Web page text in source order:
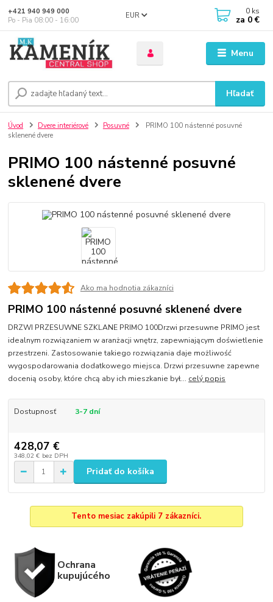
Menu
EUR
Hľadať
+421 940 949 000
Po - Pia 08:00 - 16:00
0 ks
za 0 €
Úvod Dvere interiérové Posuvné
PRIMO 100 nástenné posuvné
sklenené dvere
PRIMO 100 nástenné posuvné
sklenené dvere
Ako ma hodnotia zákazníci
PRIMO 100 nástenné posuvné sklenené dvere
DRZWI PRZESUWNE SZKLANE PRIMO 100Drzwi przesuwne PRIMO jest
idealnym rozwiązaniem w aranżacji wnętrz, zapewniającym doświetlenie
przestrzeni. Zastosowanie takiego rozwiązania daje możliwość
wygospodarowania dodatkowego miejsca. Drzwi przesuwne zapewne
docenią osoby, które chcą aby ich mieszkanie był... celý popis
Dostupnosť 3-7 dní
428,07 €
348,02 € bez DPH
Pridať do košíka
Tento mesiac zakúpili 7 zákazníci.
Ochrana
kupujúcého